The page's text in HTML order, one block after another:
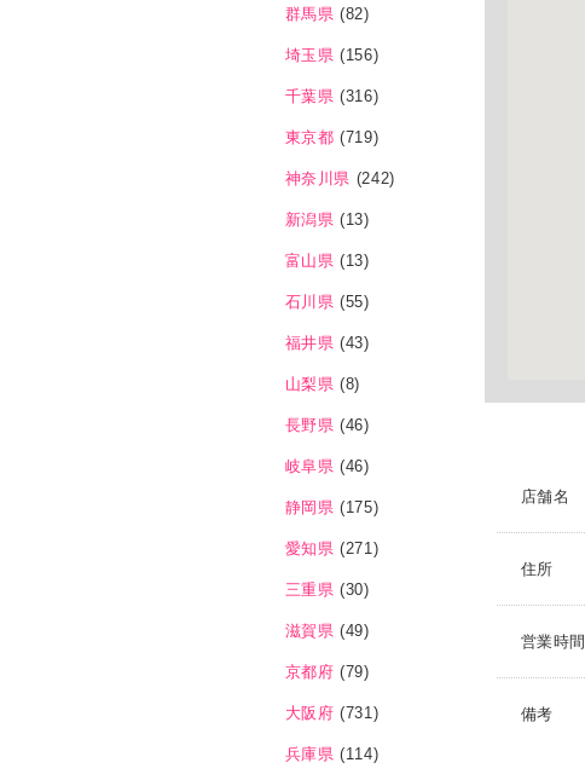
店舗名
住所
営業時間
備考
群馬県 (82)
埼玉県 (156)
千葉県 (316)
東京都 (719)
神奈川県 (242)
新潟県 (13)
富山県 (13)
石川県 (55)
福井県 (43)
山梨県 (8)
長野県 (46)
岐阜県 (46)
静岡県 (175)
愛知県 (271)
三重県 (30)
滋賀県 (49)
京都府 (79)
大阪府 (731)
兵庫県 (114)